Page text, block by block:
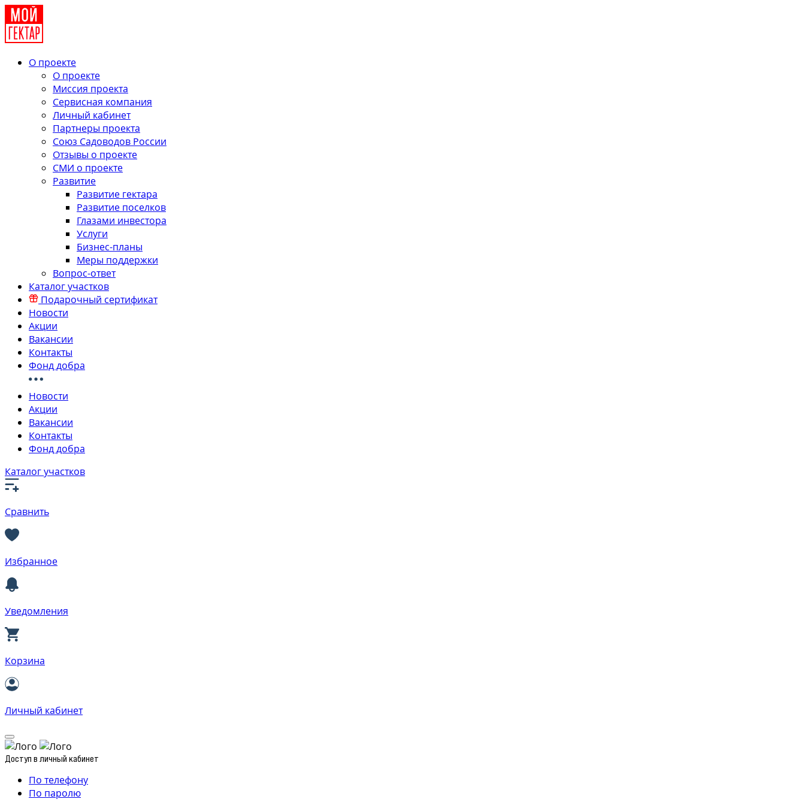
О проекте
О проекте
Миссия проекта
Сервисная компания
Личный кабинет
Партнеры проекта
Союз Садоводов России
Отзывы о проекте
СМИ о проекте
Развитие
Развитие гектара
Развитие поселков
Глазами инвестора
Услуги
Бизнес-планы
Меры поддержки
Вопрос-ответ
Каталог участков
Подарочный сертификат
Новости
Акции
Вакансии
Контакты
Фонд добра
Новости
Акции
Вакансии
Контакты
Фонд добра
Каталог участков
Сравнить
Избранное
Уведомления
Корзина
Личный кабинет
Доступ в личный кабинет
По телефону
По паролю